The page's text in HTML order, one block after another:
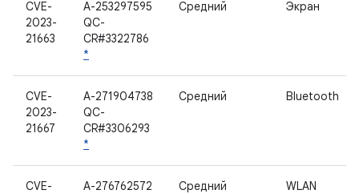
CVE-
2023-
21663
A-253297595
QC-
CR#3322786
*
Средний Экран
CVE-
2023-
21667
A-271904738
QC-
CR#3306293
*
Средний Bluetooth
CVE-
A-276762572
Средний WLAN